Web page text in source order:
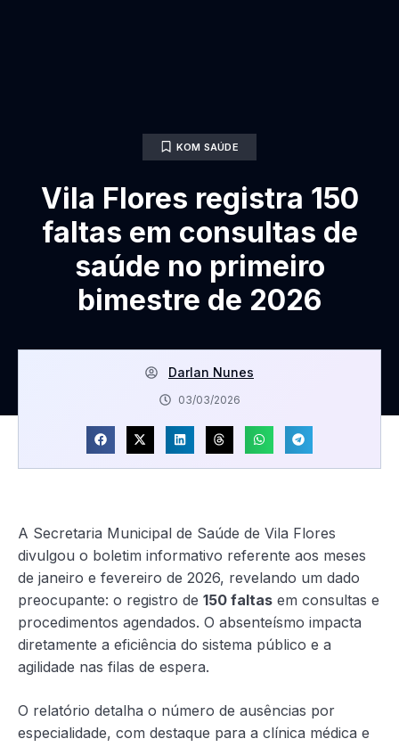
KOM SAÚDE
Vila Flores registra 150
faltas em consultas de
saúde no primeiro
bimestre de 2026
Darlan Nunes
03/03/2026
A Secretaria Municipal de Saúde de Vila Flores
divulgou o boletim informativo referente aos meses
de janeiro e fevereiro de 2026, revelando um dado
preocupante: o registro de 150 faltas em consultas e
procedimentos agendados. O absenteísmo impacta
diretamente a eficiência do sistema público e a
agilidade nas filas de espera.
O relatório detalha o número de ausências por
especialidade, com destaque para a clínica médica e